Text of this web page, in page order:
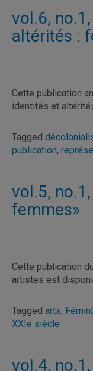
vol.6,
altérités :
Cette publication
identités et
Tagged
publication,
vol.5,
femmes»
Cette publication
artistes est
Tagged arts,
XXIe siècle
vol.4,